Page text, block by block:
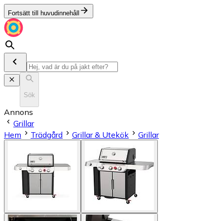
Fortsätt till huvudinnehåll
Sök
Annons
Grillar
Hem
Trädgård Grillar & Utekök Grillar